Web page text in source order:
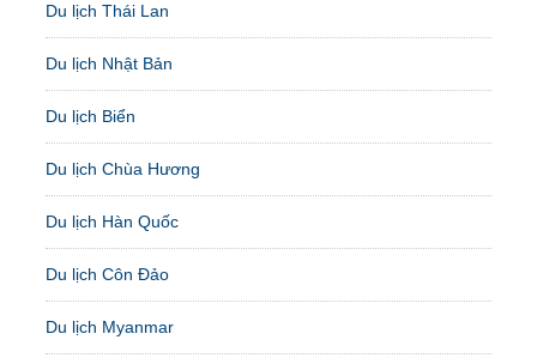
Du lịch Thái Lan
Du lịch Nhật Bản
Du lịch Biển
Du lịch Chùa Hương
Du lịch Hàn Quốc
Du lịch Côn Đảo
Du lịch Myanmar